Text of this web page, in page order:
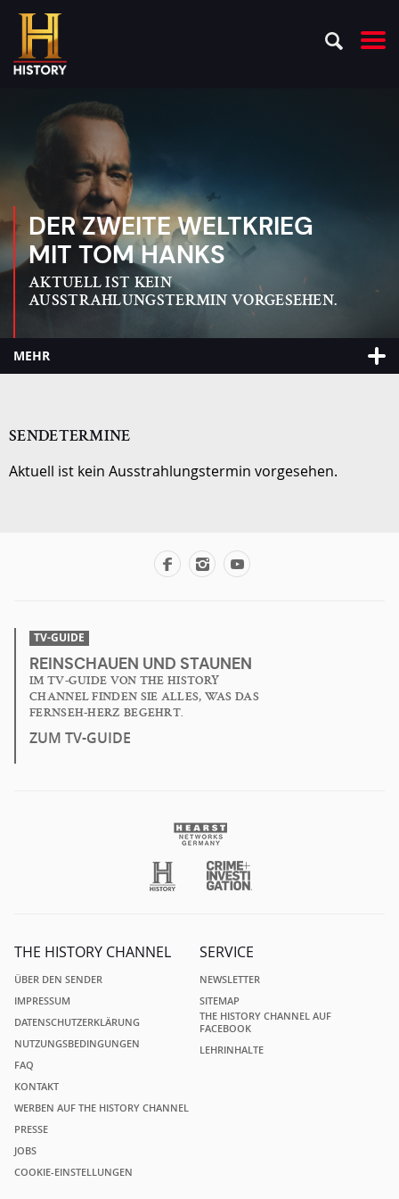
DER ZWEITE WELTKRIEG
MIT TOM HANKS
AKTUELL IST KEIN
AUSSTRAHLUNGSTERMIN VORGESEHEN.
MEHR
SENDETERMINE
Aktuell ist kein Ausstrahlungstermin vorgesehen.
TV-GUIDE
REINSCHAUEN UND STAUNEN
IM TV-GUIDE VON THE HISTORY
CHANNEL FINDEN SIE ALLES, WAS DAS
FERNSEH-HERZ BEGEHRT.
ZUM TV-GUIDE
THE HISTORY CHANNEL
ÜBER DEN SENDER
IMPRESSUM
DATENSCHUTZERKLÄRUNG
NUTZUNGSBEDINGUNGEN
FAQ
KONTAKT
WERBEN AUF THE HISTORY CHANNEL
PRESSE
JOBS
COOKIE-EINSTELLUNGEN
SERVICE
NEWSLETTER
SITEMAP
THE HISTORY CHANNEL AUF
FACEBOOK
LEHRINHALTE